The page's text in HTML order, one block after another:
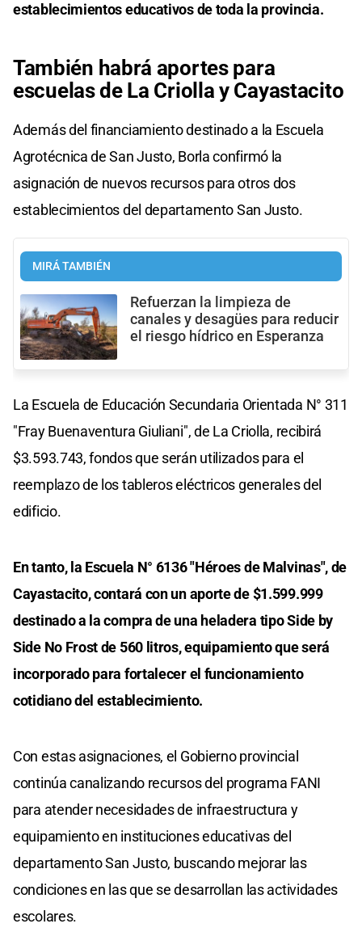
establecimientos educativos de toda la provincia.
También habrá aportes para
escuelas de La Criolla y Cayastacito
Además del financiamiento destinado a la Escuela
Agrotécnica de San Justo, Borla confirmó la
asignación de nuevos recursos para otros dos
establecimientos del departamento San Justo.
MIRÁ TAMBIÉN
Refuerzan la limpieza de
canales y desagües para reducir
el riesgo hídrico en Esperanza
La Escuela de Educación Secundaria Orientada N° 311
"Fray Buenaventura Giuliani", de La Criolla, recibirá
$3.593.743, fondos que serán utilizados para el
reemplazo de los tableros eléctricos generales del
edificio.
En tanto, la Escuela N° 6136 "Héroes de Malvinas", de
Cayastacito, contará con un aporte de $1.599.999
destinado a la compra de una heladera tipo Side by
Side No Frost de 560 litros, equipamiento que será
incorporado para fortalecer el funcionamiento
cotidiano del establecimiento.
Con estas asignaciones, el Gobierno provincial
continúa canalizando recursos del programa FANI
para atender necesidades de infraestructura y
equipamiento en instituciones educativas del
departamento San Justo, buscando mejorar las
condiciones en las que se desarrollan las actividades
escolares.